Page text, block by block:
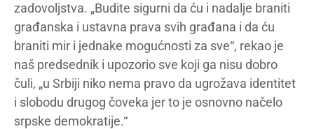
zadovoljstva. „Budite sigurni da ću i nadalje braniti
građanska i ustavna prava svih građana i da ću
braniti mir i jednake mogućnosti za sve“, rekao je
naš predsednik i upozorio sve koji ga nisu dobro
čuli, „u Srbiji niko nema pravo da ugrožava identitet
i slobodu drugog čoveka jer to je osnovno načelo
srpske demokratije.“